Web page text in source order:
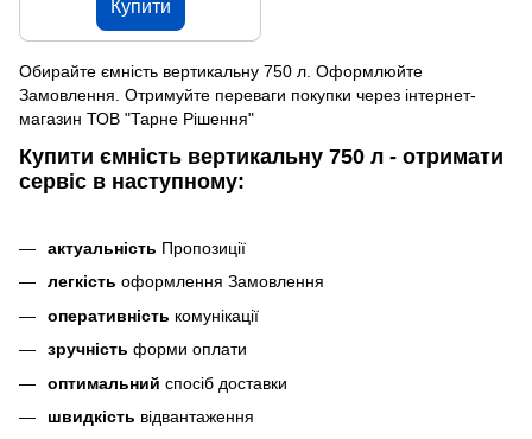
Купити
Обирайте ємність вертикальну 750 л. Оформлюйте
Замовлення. Отримуйте переваги покупки через інтернет-
магазин ТОВ "Тарне Рішення"
Купити ємність вертикальну 750 л - отримати
сервіс в наступному:
актуальність Пропозиції
легкість оформлення Замовлення
оперативність комунікації
зручність форми оплати
оптимальний спосіб доставки
швидкість відвантаження